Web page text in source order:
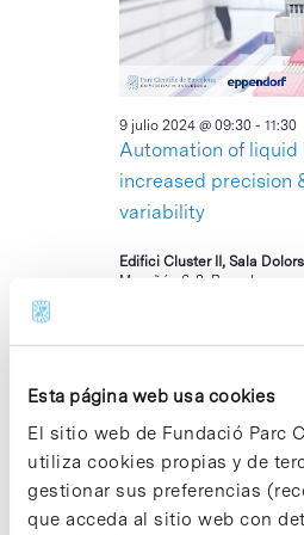
Esta página web usa cookies
El sitio web de Fundació Parc
utiliza cookies propias y de
gestionar sus preferencias
que acceda al sitio web con
2024
Automation of liquid
increased precision
variability
9 julio 2024 @ 09:30 -11:30
Edifici Cluster II, Sala
Marañón 6-8, Barcelona